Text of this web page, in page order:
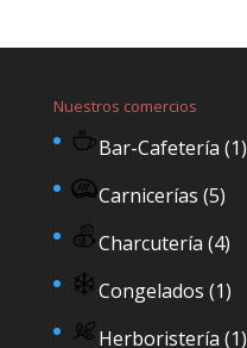
Nuestros comercios
Bar-Cafetería (1)
Carnicerías (5)
Charcutería (4)
Congelados (1)
Herboristería (1)